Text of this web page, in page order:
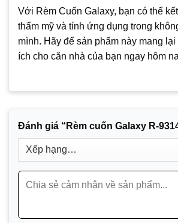
Với Rèm Cuốn Galaxy, bạn có thể
thẩm mỹ và tính ứng dụng trong
mình. Hãy để sản phẩm này mang
ích cho căn nhà của bạn ngay hôm
Đánh giá “Rèm cuốn Galaxy R-